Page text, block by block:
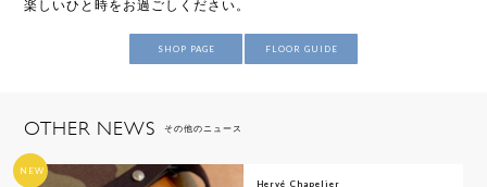
楽しいひと時をお過ごしください。
SHOP PAGE FLOOR GUIDE
OTHER NEWS その他のニュース
NEW
Hervé Chapelier